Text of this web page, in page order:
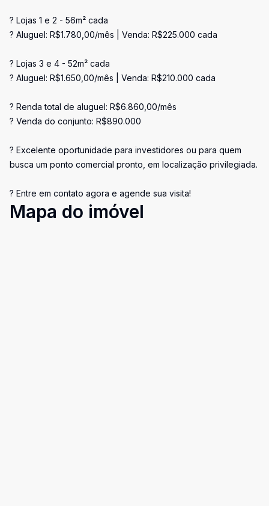
? Lojas 1 e 2 - 56m² cada
? Aluguel: R$1.780,00/mês | Venda: R$225.000 cada
? Lojas 3 e 4 - 52m² cada
? Aluguel: R$1.650,00/mês | Venda: R$210.000 cada
? Renda total de aluguel: R$6.860,00/mês
? Venda do conjunto: R$890.000
? Excelente oportunidade para investidores ou para quem
busca um ponto comercial pronto, em localização privilegiada.
? Entre em contato agora e agende sua visita!
Mapa do imóvel